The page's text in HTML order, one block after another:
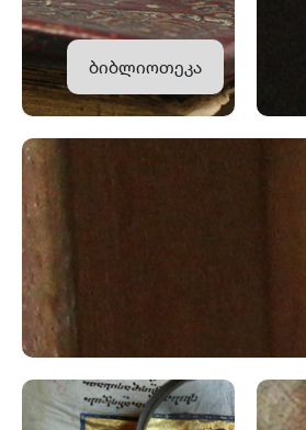
ბიბლიოთეკა